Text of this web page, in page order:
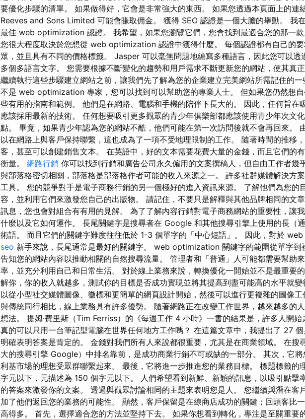
要優化步驟的清單。 如果做得好，它會是非常強大的東西。 如果您透過本頁面上的連
Reeves and Sons Limited 可能會賺取佣金。 獲得 SEO 認證是一個大膽的舉動。 我
最佳 web optimization 認證。 我希望，如果您瀏覽它們，您會找到最適合您的那一
您很大程度取決於您想從 web optimization 認證中獲得什麼。 每個認證都有自己的
眾，並且具有不同的價格標籤。 Jasper 可以毫無問題地編寫多種語言，因此您可以透
多個多語言文字。 您需要根據不斷變化的趨勢和用戶需求不斷更新您的網站，使其真
繼續執行這些步驟建立網站之前，讓我們先了解為您的企業建立完美網站所需記住的
不是 web optimization 專家，您可以找到可以幫助您的專業人士。 但如果您仍然想
些有用的指南和範例。 他們是在網路、電腦和手機的陪伴下長大的。 因此，任何旨在
應該採用最新的技術。 任何想要吸引更多觀眾的青少年俱樂部都應該使用青少年次文
點。 畢竟，如果青少年認為您的網站不酷，他們可能在第一次訪問後就不會再回來。
以在網路上與客戶保持聯繫，這也成為了一項不受地理限制的工作。 隨著時間的推移
客，甚至可以創建銷售文本。 在英語中，好的文本需要花費大量的金錢，而且它們的
衡量。 網路行銷 你可以找到行銷和廣告公司永久僱用的文案撰稿人，但自由工作者幾
與部落格密切相關，部落格是部落格作者可能的收入來源之一。 許多社群媒體解決方
工具。 您的競爭對手是電子商務行銷的另一個極好的進入資訊來源。 了解他們為您的
容，並利用它們來激發您自己的出版物。 請記住，不要只是解釋與其他品牌相同的文
訊息，您也會對組合有有用的見解。 為了了解內容行銷對電子商務網站的重要性，讓
什麼以及它如何運作。 長尾關鍵字是搜尋者在 Google 和其他搜尋引擎上使用的長（通
術語。 而且它們的關鍵字難度往往低於 1-3 個單字的「中心短語」。 因此，對於
seo 新手來說，長尾通常是最好的關鍵字。 web optimization 關鍵字的範圍從單字到
告知您的網站內容以推動相關的自然搜尋流量。 管理者和「普通」人可能都需要幫助
率，並充分利用自己和日常生活。 對於線上業務來說，轉換優化一開始並不是最重要
解你，你的收入就越多，測試你的目標是否成功實現並將其提高到盡可能高的水平就
以從小型社交媒體圖像、徽標和更簡單的網頁設計開始，然後可以進行更複雜的圖像工
與傳統同行相比，線上業務具有許多優勢。 隨著網路正在改變工作世界，越來越多的
想法。 提姆·費里斯（Tim Ferriss）的《每週工作 4 小時》一書的結果是，許多人開始
真的可以只用一台筆記型電腦在世界任何地方工作嗎？ 在這篇文章中，我提出了 27 個
明確表明答案是肯定的。 金錢對我們所有人來說都很重要，尤其是在商業領域。 在搜
大的搜尋引擎 Google）中排名靠前，是成功商業行銷不可或缺的一部分。 其次，它
利基市場的理想受眾群聯繫起來。 最後，它將進一步推進您的業務目標。 標題標籤的
字元以下，元描述為 150 個字元以下。 人們希望看到新鮮、新穎的訊息，以吸引點擊
的答案來激發你的文案。 透過與觀眾討論相同的主題來表明您是人。 您繼續與潛在客
加了他們返回您的業務的可能性。 顯然，客戶保留是在線商店成功的關鍵；回頭客比
高得多。 首先，選擇適合您的方法並堅持下去。 如果你想看到轉化，專注是至關重要